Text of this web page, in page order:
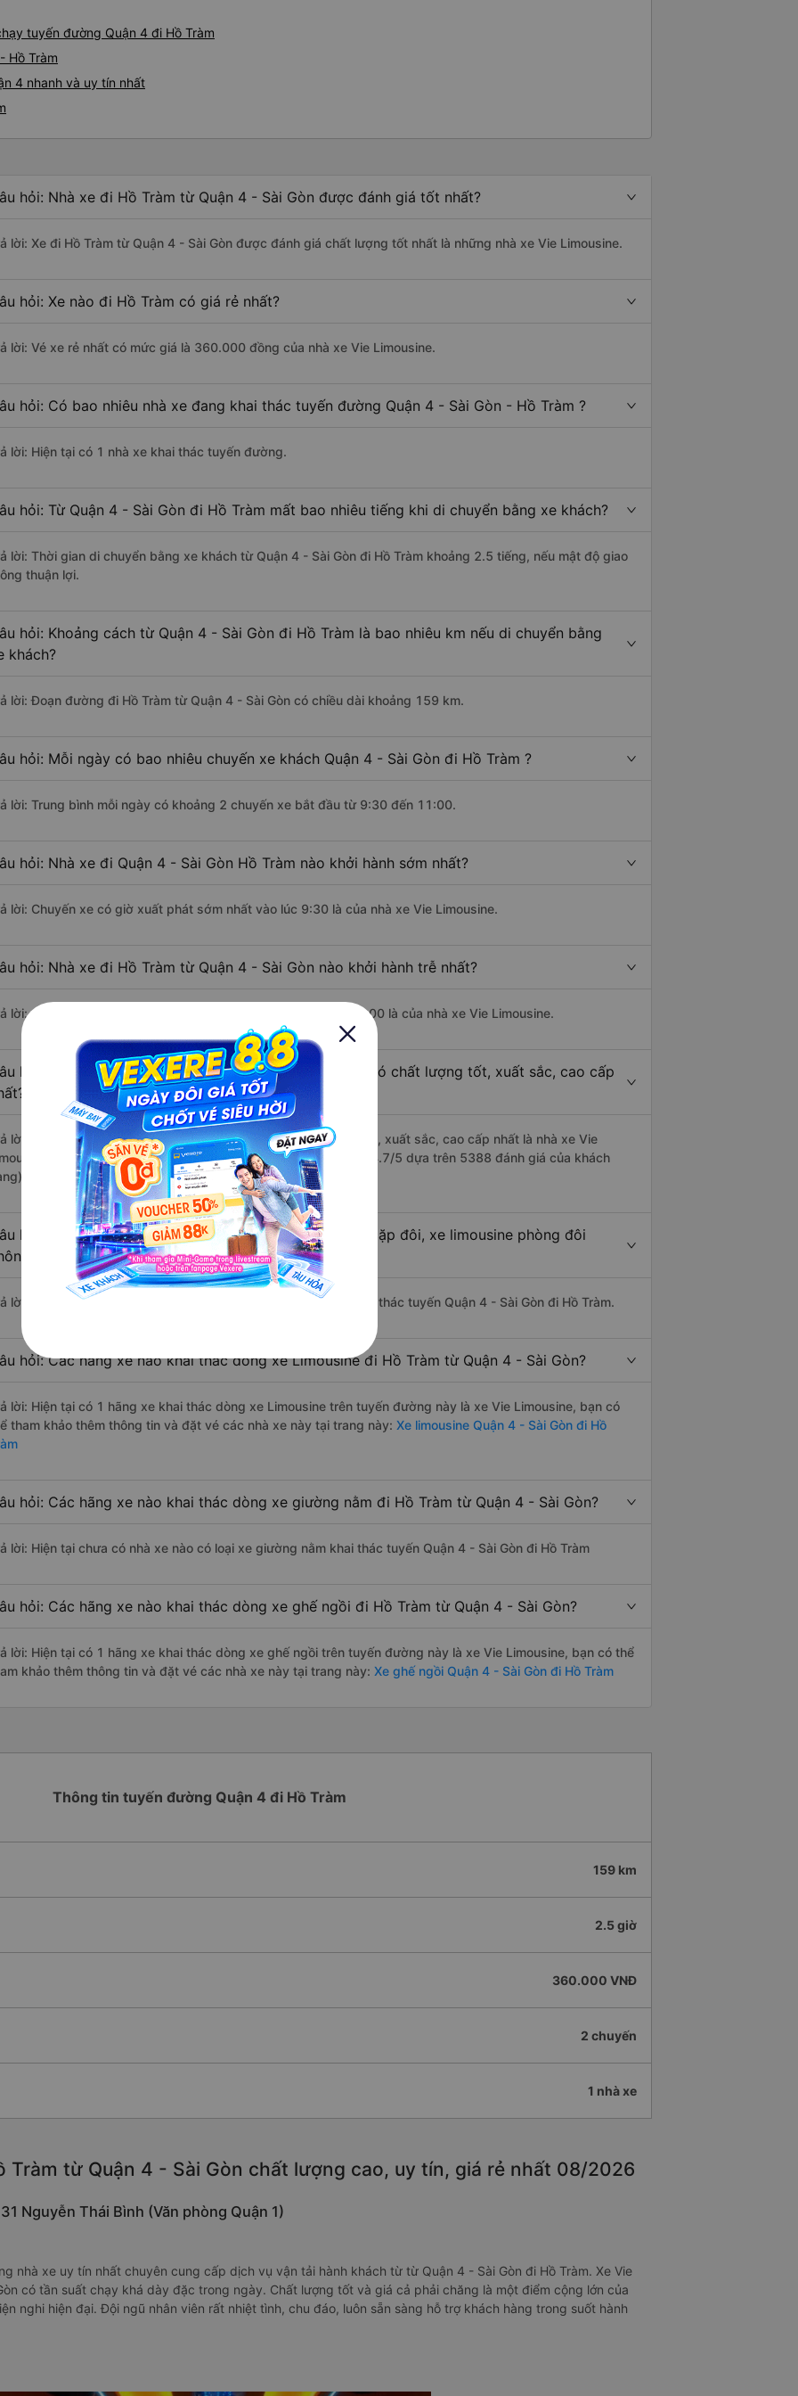
tuyến đường Quận 4 đi Hồ Tràm
Hồ Tràm
4 nhanh và uy tín nhất
hỏi: Nhà xe đi Hồ Tràm từ Quận 4 - Sài Gòn được đánh giá tốt nhất?
lời: Xe đi Hồ Tràm từ Quận 4 - Sài Gòn được đánh giá chất lượng tốt nhất là những nhà xe Vie Limousine.
hỏi: Xe nào đi Hồ Tràm có giá rẻ nhất?
lời: Vé xe rẻ nhất có mức giá là 360.000 đồng của nhà xe Vie Limousine.
hỏi: Có bao nhiêu nhà xe đang khai thác tuyến đường Quận 4 - Sài Gòn - Hồ Tràm ?
lời: Hiện tại có 1 nhà xe khai thác tuyến đường.
hỏi: Từ Quận 4 - Sài Gòn đi Hồ Tràm mất bao nhiêu tiếng khi di chuyển bằng xe khách?
lời: Thời gian di chuyển bằng xe khách từ Quận 4 - Sài Gòn đi Hồ Tràm khoảng 2.5 tiếng, nếu mật độ giao
thuận lợi.
hỏi: Khoảng cách từ Quận 4 - Sài Gòn đi Hồ Tràm là bao nhiêu km nếu di chuyển bằng
khách?
lời: Đoạn đường đi Hồ Tràm từ Quận 4 - Sài Gòn có chiều dài khoảng 159 km.
hỏi: Mỗi ngày có bao nhiêu chuyến xe khách Quận 4 - Sài Gòn đi Hồ Tràm ?
lời: Trung bình mỗi ngày có khoảng 2 chuyến xe bắt đầu từ 9:30 đến 11:00.
hỏi: Nhà xe đi Quận 4 - Sài Gòn Hồ Tràm nào khởi hành sớm nhất?
lời: Chuyến xe có giờ xuất phát sớm nhất vào lúc 9:30 là của nhà xe Vie Limousine.
hỏi: Nhà xe đi Hồ Tràm từ Quận 4 - Sài Gòn nào khởi hành trễ nhất?
lời: Chuyến xe có giờ xuất phát trễ (muộn) nhất là vào lúc 11:00 là của nhà xe Vie Limousine.
hỏi: Review xe đi Hồ Tràm từ Quận 4 - Sài Gòn nào có chất lượng tốt, xuất sắc, cao cấp
lời: Những hãng xe đi Quận 4 - Sài Gòn Hồ Tràm chất lượng tốt, xuất sắc, cao cấp nhất là nhà xe Vie
đi Hồ Tràm từ Quận 4 - Sài Gòn với điểm chất lượng là 4.7/5 dựa trên 5388 đánh giá của khách
hỏi: Có loại xe Quận 4 - Sài Gòn Hồ Tràm dành cho cặp đôi, xe limousine phòng đôi
lời: Hiện tại chưa có nhà xe nào có loại xe giường nằm đôi khai thác tuyến Quận 4 - Sài Gòn đi Hồ Tràm.
hỏi: Các hãng xe nào khai thác dòng xe Limousine đi Hồ Tràm từ Quận 4 - Sài Gòn?
lời: Hiện tại có 1 hãng xe khai thác dòng xe Limousine trên tuyến đường này là xe Vie Limousine, bạn có
tham khảo thêm thông tin và đặt vé các nhà xe này tại trang này: Xe limousine Quận 4 - Sài Gòn đi Hồ
hỏi: Các hãng xe nào khai thác dòng xe giường nằm đi Hồ Tràm từ Quận 4 - Sài Gòn?
lời: Hiện tại chưa có nhà xe nào có loại xe giường nằm khai thác tuyến Quận 4 - Sài Gòn đi Hồ Tràm
hỏi: Các hãng xe nào khai thác dòng xe ghế ngồi đi Hồ Tràm từ Quận 4 - Sài Gòn?
lời: Hiện tại có 1 hãng xe khai thác dòng xe ghế ngồi trên tuyến đường này là xe Vie Limousine, bạn có thể
khảo thêm thông tin và đặt vé các nhà xe này tại trang này: Xe ghế ngồi Quận 4 - Sài Gòn đi Hồ Tràm
Thông tin tuyến đường Quận 4 đi Hồ Tràm
159 km
2.5 giờ
360.000 VNĐ
2 chuyến
1 nhà xe
Tràm từ Quận 4 - Sài Gòn chất lượng cao, uy tín, giá rẻ nhất 08/2026
Nguyễn Thái Bình (Văn phòng Quận 1)
nhà xe uy tín nhất chuyên cung cấp dịch vụ vận tải hành khách từ từ Quận 4 - Sài Gòn đi Hồ Tràm. Xe Vie
có tần suất chạy khá dày đặc trong ngày. Chất lượng tốt và giá cả phải chăng là một điểm cộng lớn của
nghi hiện đại. Đội ngũ nhân viên rất nhiệt tình, chu đáo, luôn sẵn sàng hỗ trợ khách hàng trong suốt hành